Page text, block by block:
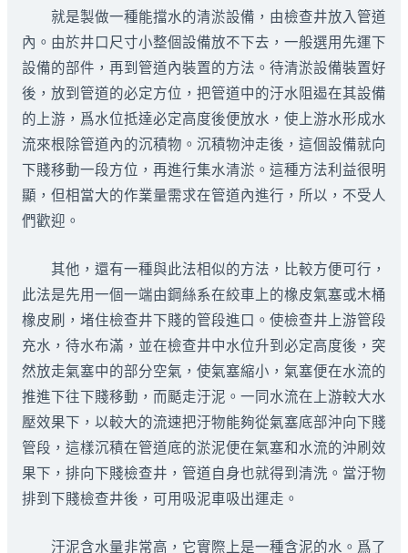
就是製做一種能擋水的清淤設備，由檢查井放入管道
內。由於井口尺寸小整個設備放不下去，一般選用先運下
設備的部件，再到管道內裝置的方法。待清淤設備裝置好
後，放到管道的必定方位，把管道中的汙水阻遏在其設備
的上游，爲水位抵達必定高度後便放水，使上游水形成水
流來根除管道內的沉積物。沉積物沖走後，這個設備就向
下賤移動一段方位，再進行集水清淤。這種方法利益很明
顯，但相當大的作業量需求在管道內進行，所以，不受人
們歡迎。
其他，還有一種與此法相似的方法，比較方便可行，
此法是先用一個一端由鋼絲系在絞車上的橡皮氣塞或木桶
橡皮刷，堵住檢查井下賤的管段進口。使檢查井上游管段
充水，待水布滿，並在檢查井中水位升到必定高度後，突
然放走氣塞中的部分空氣，使氣塞縮小，氣塞便在水流的
推進下往下賤移動，而颳走汙泥。一同水流在上游較大水
壓效果下，以較大的流速把汙物能夠從氣塞底部沖向下賤
管段，這樣沉積在管道底的淤泥便在氣塞和水流的沖刷效
果下，排向下賤檢查井，管道自身也就得到清洗。當汙物
排到下賤檢查井後，可用吸泥車吸出運走。
汙泥含水量非常高，它實際上是一種含泥的水。爲了